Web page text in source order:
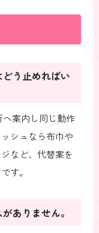
う止めればい
案内し同じ動作
シュなら布巾や
など、代替案を
す。
ありません。